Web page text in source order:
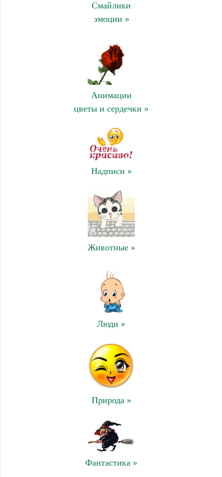
Смайлики
эмоции »
Анимации
цветы и сердечки »
Надписи »
Животные »
Люди »
Природа »
Фантастика »